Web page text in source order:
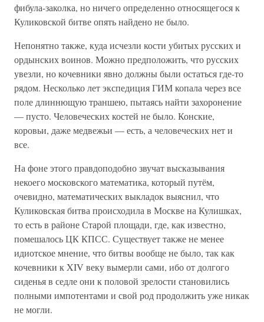
фибула-заколка, но ничего определенно относящегося к
Куликовской битве опять найдено не было.
Непонятно также, куда исчезли кости убитых русских и
ордынских воинов. Можно предположить, что русских
увезли, но кочевники явно должны были остаться где-то
рядом. Несколько лет экспедиция ГИМ копала через все
поле длиннющую траншею, пытаясь найти захоронение
— пусто. Человеческих костей не было. Конские,
коровьи, даже медвежьи — есть, а человеческих нет и
все.
На фоне этого правдоподобно звучат высказывания
некоего московского математика, который путём,
очевидно, математических выкладок выяснил, что
Куликовская битва происходила в Москве на Кулишках,
то есть в районе Старой площади, где, как известно,
помешалось ЦК КПСС. Существует также не менее
идиотское мнение, что битвы вообще не было, так как
кочевники к XIV веку вымерли сами, ибо от долгого
сиденья в седле они к половой зрелости становились
полными импотентами и свой род продолжить уже никак
не могли.